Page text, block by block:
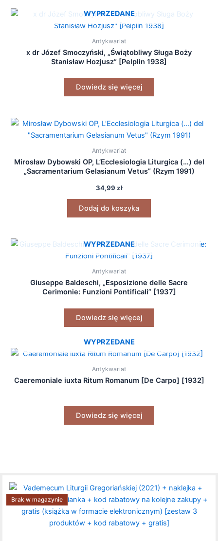
WYPRZEDANE
Antykwariat
x dr Józef Smoczyński, „Świątobliwy Sługa Boży
Stanisław Hozjusz” [Pelplin 1938]
Dowiedz się więcej
Antykwariat
Mirosław Dybowski OP, L’Ecclesiologia Liturgica (…) del
„Sacramentarium Gelasianum Vetus” (Rzym 1991)
34,99 zł
Dodaj do koszyka
WYPRZEDANE
Antykwariat
Giuseppe Baldeschi, „Esposizione delle Sacre
Cerimonie: Funzioni Pontificali” [1937]
Dowiedz się więcej
WYPRZEDANE
Antykwariat
Caeremoniale iuxta Ritum Romanum [De Carpo] [1932]
Dowiedz się więcej
Brak w magazynie